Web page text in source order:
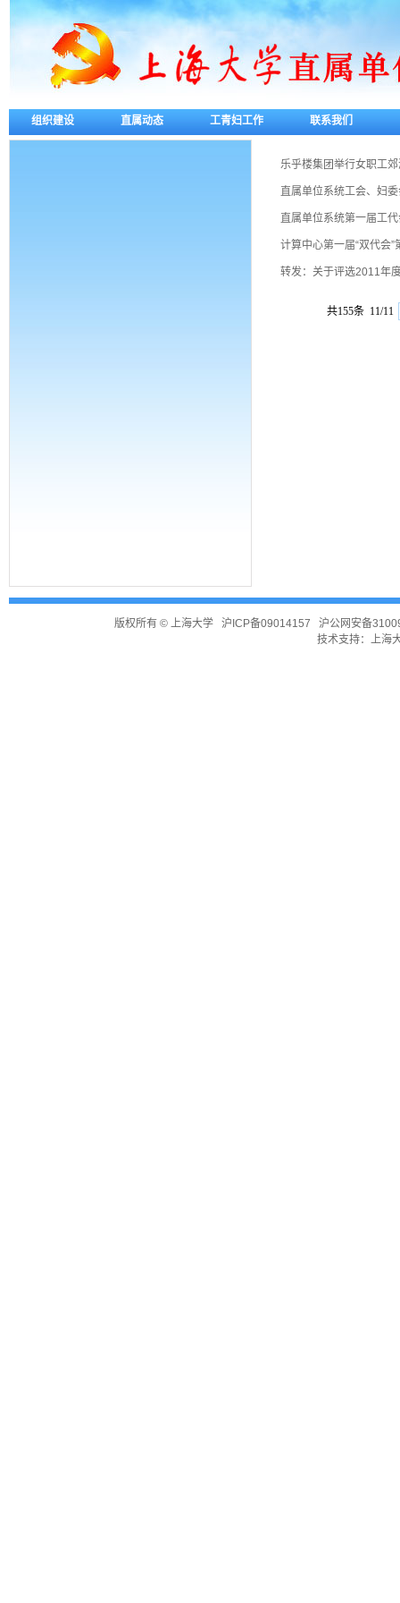
组织建设 直属动态 工青妇工作 联系我们
乐乎楼集团举行女职工
直属单位系统工会、妇
直属单位系统第一届工
计算中心第一届“双代会”
转发：关于评选2011年
共155条 11/11
版权所有 ©上海大学 沪ICP备09014157
沪公网安备
技术支持： 上海